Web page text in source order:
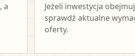
a
Jeżeli inwestycja
sprawdź aktualne
oferty.